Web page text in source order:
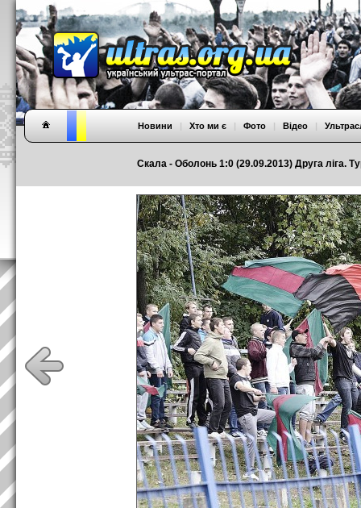
Скала - Оболонь 1:0 (29.09.2013) Друга ліга.
Новини | Хто ми є | Фото | Відео |